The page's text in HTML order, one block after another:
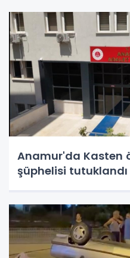
Anamur'da Kasten
şüphelisi tutuklandı